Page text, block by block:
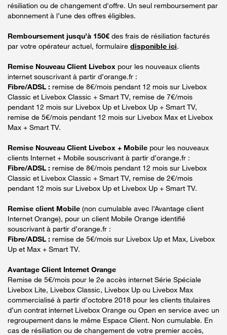
résiliation ou de changement d'offre. Un seul remboursement par
abonnement à l’une des offres éligibles.
Remboursement jusqu’à 150€ des frais de résiliation facturés
par votre opérateur actuel, formulaire disponible ici.
Remise Nouveau Client Livebox pour les nouveaux clients
internet souscrivant à partir d’orange.fr :
Fibre/ADSL : remise de 8€/mois pendant 12 mois sur Livebox
Classic et Livebox Classic + Smart TV, remise de 7€/mois
pendant 12 mois sur Livebox Up et Livebox Up + Smart TV,
remise de 5€/mois pendant 12 mois sur Livebox Max et Livebox
Max + Smart TV.
Remise Nouveau Client Livebox + Mobile pour les nouveaux
clients Internet + Mobile souscrivant à partir d’orange.fr :
Fibre/ADSL : remise de 8€/mois pendant 12 mois sur Livebox
Classic et Livebox Classic + Smart TV, remise de 2€/mois
pendant 12 mois sur Livebox Up et Livebox Up + Smart TV.
Remise client Mobile (non cumulable avec l’Avantage client
Internet Orange), pour un client Mobile Orange identifié
souscrivant à partir d’orange.fr :
Fibre/ADSL : remise de 5€/mois sur Livebox Up et Max, Livebox
Up et Max + Smart TV.
Avantage Client Internet Orange
Remise de 5€/mois pour le 2e accès internet Série Spéciale
Livebox Lite, Livebox Classic, Livebox Up ou Livebox Max
commercialisé à partir d’octobre 2018 pour les clients titulaires
d’un contrat internet Livebox Orange ou Open en service avec un
regroupement dans le même Espace Client. Non cumulable. En
cas de résiliation ou de changement de votre premier accès,